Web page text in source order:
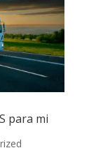
para mi